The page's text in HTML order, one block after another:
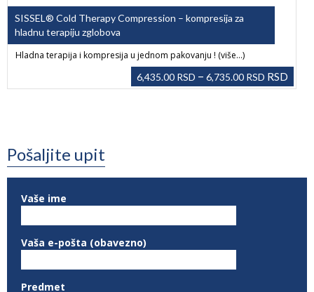
SISSEL® Cold Therapy Compression – kompresija za
hladnu terapiju zglobova
Hladna terapija i kompresija u jednom pakovanju ! (više…)
6,435.00 RSD – 6,735.00 RSD RSD
Pošaljite upit
Vaše ime
Vaša e-pošta (obavezno)
Predmet